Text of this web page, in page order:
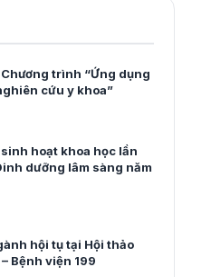
trình “Ứng dụng
cứu y khoa”
hoạt khoa học lần
dưỡng lâm sàng năm
hội tụ tại Hội thảo
Bệnh viện 199